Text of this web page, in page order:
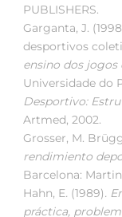
PUBLISHERS.
Garganta, J.
desportivos
ensino dos
Universidade do
Desportivo:
Artmed, 2002.
Grosser, M.
rendimiento
Barcelona:
Hahn, E. (1989).
práctica,